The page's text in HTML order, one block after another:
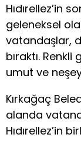
Hıdırellez’in
geleneksel
vatandaşlar,
bıraktı.
umut ve
Kırkağaç
alanda
Hıdırellez’in